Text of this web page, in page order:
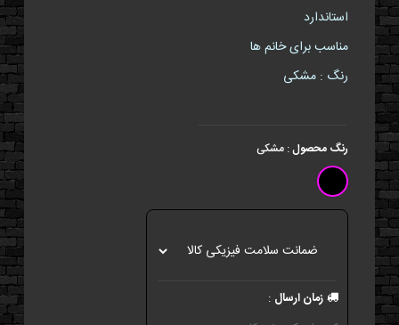
استاندارد
مناسب برای خانم ها
رنگ : مشکی
رنگ محصول: مشکی
زمان ارسال :